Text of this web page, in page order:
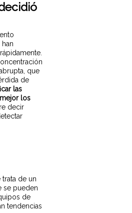
que
de
las
los
decir
de un
se pueden
de
tendencias